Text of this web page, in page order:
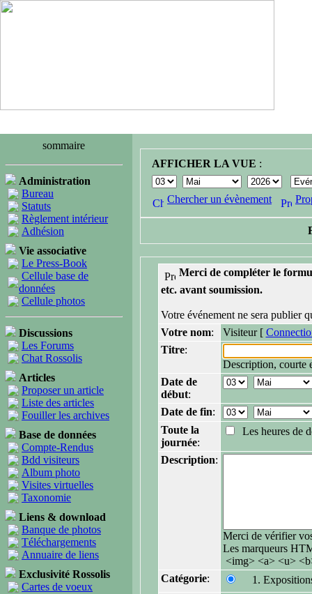
sommaire
Administration
Bureau
Statuts
Règlement intérieur
Adhésion
Vie associative
Le Press-Book
Cellule base de
données
Cellule photos
Discussions
Les Forums
Chat Rossolis
Articles
Proposer un article
Liste des articles
Fouiller les archives
Base de données
Compte-Rendus
Bdd visiteurs
Album photo
Visites virtuelles
Taxonomie
Liens & download
Banque de photos
Téléchargements
Annuaire de liens
Exclusivité Rossolis
Cartes de voeux
AFFICHER LA VUE :
Chercher un évènement
Merci de compléter le
etc. avant soumission.
Votre événement ne sera publier
Votre nom: Visiteur [
Titre:
Description, courte
Date de
début:
Date de fin:
Toute la
journée:
Les heures de
Description:
Merci de vérifier
Les marqueurs
<img> <a> <u>
Catégorie:
1.